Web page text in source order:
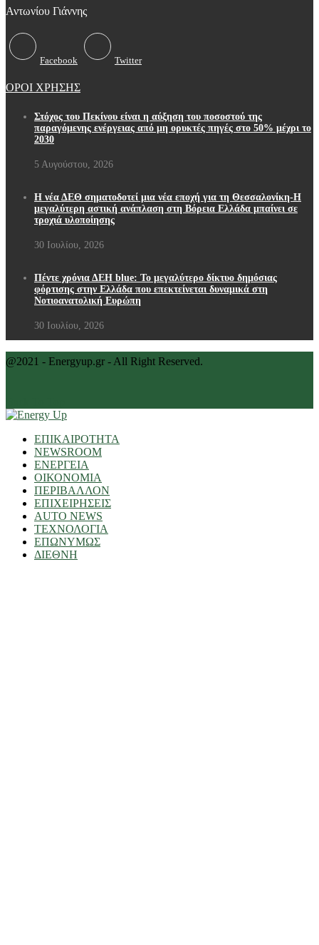
Αντωνίου Γιάννης
Facebook Twitter
ΟΡΟΙ ΧΡΗΣΗΣ
Στόχος του Πεκίνου είναι η αύξηση του ποσοστού της
παραγόμενης ενέργειας από μη ορυκτές πηγές στο 50% μέχρι το
2030
5 Αυγούστου, 2026
Η νέα ΔΕΘ σηματοδοτεί μια νέα εποχή για τη Θεσσαλονίκη-Η
μεγαλύτερη αστική ανάπλαση στη Βόρεια Ελλάδα μπαίνει σε
τροχιά υλοποίησης
30 Ιουλίου, 2026
Πέντε χρόνια ΔΕΗ blue: Το μεγαλύτερο δίκτυο δημόσιας
φόρτισης στην Ελλάδα που επεκτείνεται δυναμικά στη
Νοτιοανατολική Ευρώπη
30 Ιουλίου, 2026
@2021 - Energyup.gr - All Right Reserved.
ΕΠΙΚΑΙΡΟΤΗΤΑ
NEWSROOM
ΕΝΕΡΓΕΙΑ
ΟΙΚΟΝΟΜΙΑ
ΠΕΡΙΒΑΛΛΟΝ
ΕΠΙΧΕΙΡΗΣΕΙΣ
AUTO NEWS
ΤΕΧΝΟΛΟΓΙΑ
ΕΠΩΝΥΜΩΣ
ΔΙΕΘΝΗ